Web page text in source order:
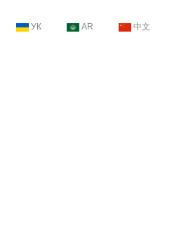
УК AR 中文